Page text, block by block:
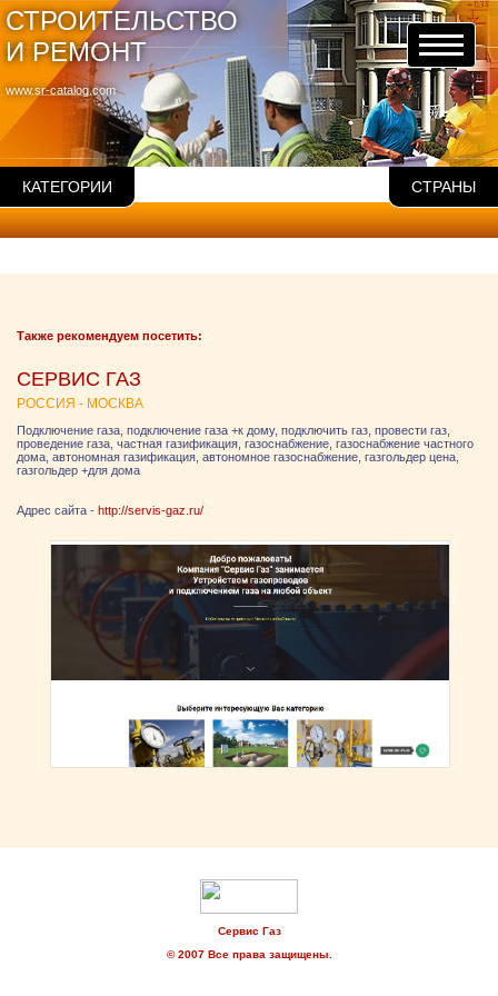
www.sr-catalog.com
СТРОИТЕЛЬСТВО
И РЕМОНТ
КАТЕГОРИИ СТРАНЫ
Также рекомендуем посетить:
СЕРВИС ГАЗ
РОССИЯ - МОСКВА
Подключение газа, подключение газа +к дому, подключить газ, провести газ,
проведение газа, частная газификация, газоснабжение, газоснабжение частного
дома, автономная газификация, автономное газоснабжение, газгольдер цена,
газгольдер +для дома
Адрес сайта - http://servis-gaz.ru/
Сервис Газ
© 2007 Все права защищены.